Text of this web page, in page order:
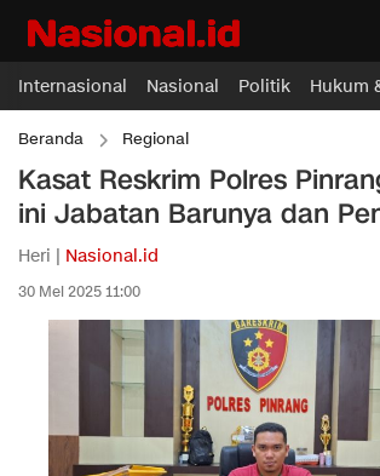
Internasional Nasional Politik Hukum
Beranda Regional
Kasat Reskrim Polres
ini Jabatan Barunya dan
Heri | Nasional.id
30 Mei 2025 11:00